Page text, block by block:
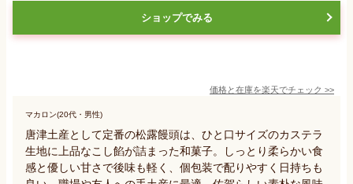
ショップでみる
価格と在庫を楽天でチェック >>
マカロン(20代・男性)
唐津土産として定番の松露饅頭は、ひと口サイズのカステラ
生地に上品なこし餡が詰まった和菓子。しっとり柔らかい食
感と優しい甘さで後味も軽く、個包装で配りやすく日持ちも